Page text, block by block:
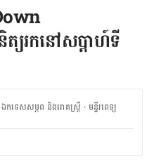
យរកនៅសប្តាហ៍ទី
ឯកទេសសម្ភព និងរោគស្ត្រី ·ម​ន្ទីរពេទ្យ